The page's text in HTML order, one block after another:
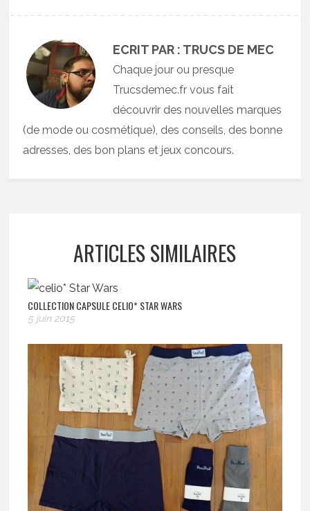
ECRIT PAR : TRUCS DE MEC
Chaque jour ou presque
Trucsdemec.fr vous fait
découvrir des nouvelles marques
(de mode ou cosmétique), des conseils, des bonne
adresses, des bon plans et jeux concours.
ARTICLES SIMILAIRES
COLLECTION CAPSULE CELIO* STAR WARS
5 juin 2015